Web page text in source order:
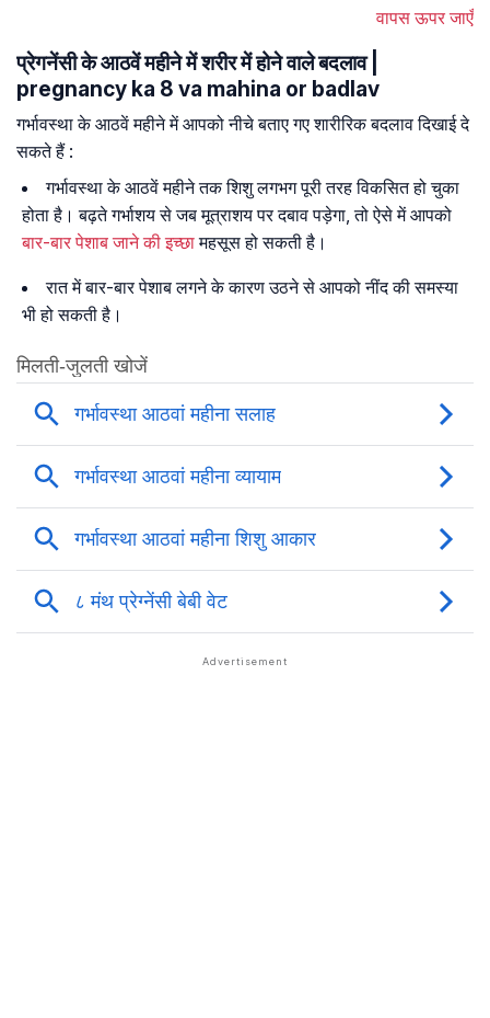
वापस ऊपर जाएँ
प्रेगनेंसी के आठवें महीने में शरीर में होने वाले बदलाव |
pregnancy ka 8 va mahina or badlav
गर्भावस्था के आठवें महीने में आपको नीचे बताए गए शारीरिक बदलाव दिखाई दे
सकते हैं :
गर्भावस्था के आठवें महीने तक शिशु लगभग पूरी तरह विकसित हो चुका
होता है। बढ़ते गर्भाशय से जब मूत्राशय पर दबाव पड़ेगा, तो ऐसे में आपको
बार-बार पेशाब जाने की इच्छामहसूस हो सकती है।
रात में बार-बार पेशाब लगने के कारण उठने से आपको नींद की समस्या
भी हो सकती है।